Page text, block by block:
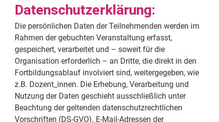
Datenschutzerklärung:
Die persönlichen Daten der Teilnehmenden werden im
Rahmen der gebuchten Veranstaltung erfasst,
gespeichert, verarbeitet und – soweit für die
Organisation erforderlich – an Dritte, die direkt in den
Fortbildungsablauf involviert sind, weitergegeben, wie
z.B. Dozent_innen. Die Erhebung, Verarbeitung und
Nutzung der Daten geschieht ausschließlich unter
Beachtung der geltenden datenschutzrechtlichen
Vorschriften (DS-GVO). E-Mail-Adressen der